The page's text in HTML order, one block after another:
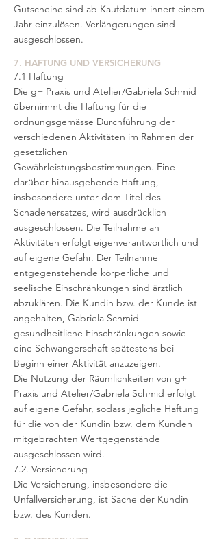
Gutscheine sind ab Kaufdatum innert einem
Jahr einzulösen. Verlängerungen sind
ausgeschlossen.
7. HAFTUNG UND VERSICHERUNG
7.1 Haftung
Die g+ Praxis und Atelier/Gabriela Schmid
übernimmt die Haftung für die
ordnungsgemässe Durchführung der
verschiedenen Aktivitäten im Rahmen der
gesetzlichen
Gewährleistungsbestimmungen. Eine
darüber hinausgehende Haftung,
insbesondere unter dem Titel des
Schadenersatzes, wird ausdrücklich
ausgeschlossen. Die Teilnahme an
Aktivitäten erfolgt eigenverantwortlich und
auf eigene Gefahr. Der Teilnahme
entgegenstehende körperliche und
seelische Einschränkungen sind ärztlich
abzuklären. Die Kundin bzw. der Kunde ist
angehalten, Gabriela Schmid
gesundheitliche Einschränkungen sowie
eine Schwangerschaft spätestens bei
Beginn einer Aktivität anzuzeigen.
Die Nutzung der Räumlichkeiten von g+
Praxis und Atelier/Gabriela Schmid erfolgt
auf eigene Gefahr, sodass jegliche Haftung
für die von der Kundin bzw. dem Kunden
mitgebrachten Wertgegenstände
ausgeschlossen wird.
7.2. Versicherung
Die Versicherung, insbesondere die
Unfallversicherung, ist Sache der Kundin
bzw. des Kunden.